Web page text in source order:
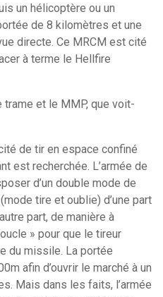
un hélicoptère ou un
de 8 kilomètres et une
directe. Ce MRCM est cité
à terme le Hellfire
trame et le MMP, que voit-
de tir en espace confiné
est recherchée. L’armée de
d’un double mode de
tire et oublie) d’une part
part, de manière à
» pour que le tireur
du missile. La portée
afin d’ouvrir le marché à un
Mais dans les faits, l’armée